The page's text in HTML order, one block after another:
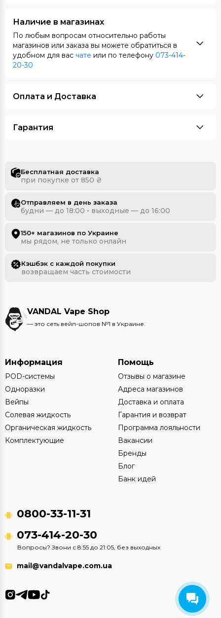
Наличие в магазинах
По любым вопросам относительно работы
магазинов или заказа вы можете обратиться в
удобном для вас чате или по телефону 073-414-
20-30
Оплата и Доставка
Гарантия
Бесплатная доставка
при покупке от 850 ₴
Отправляем в день заказа
будни — до 18:00 • выходные — до 16:00
150+ магазинов по Украине
мы рядом, не только онлайн
Кэшбэк с каждой покупки
возвращаем часть стоимости
VANDAL Vape Shop
— это сеть вейп-шопов №1 в Украине.
Информация
POD-системы
Одноразки
Вейпы
Солевая жидкость
Органическая жидкость
Комплектующие
Помощь
Отзывы о магазине
Адреса магазинов
Доставка и оплата
Гарантия и возврат
Программа лояльности
Вакансии
Бренды
Блог
Банк идей
0800-33-11-31
073-414-20-30
Вопросы? Звони с 8:55 до 21:05, без выходных
mail@vandalvape.com.ua